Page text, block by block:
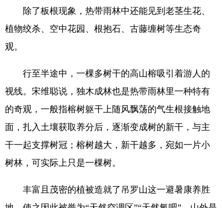
除了板根现象，热带雨林中还能见到老茎生花、
植物绞杀、空中花园、根抱石、古藤缠树等生态奇
观。
行至半途中，一棵多树干的高山榕吸引着游人的
视线。宋维聪说，独木成林也是热带雨林里一种特有
的奇观，一般指榕树躯干上随风飘荡的气生根接触地
面，扎入土壤获取养分后，逐渐变成树的新干，与主
干一起支撑树冠；榕树越大，新干越多，宛如一片小
树林，可实际上只是一棵树。
丰富且茂密的植被造就了吊罗山这一避暑康养胜